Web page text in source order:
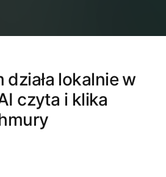
działa lokalnie w
czyta i klika